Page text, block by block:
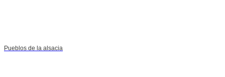
Pueblos de la alsacia